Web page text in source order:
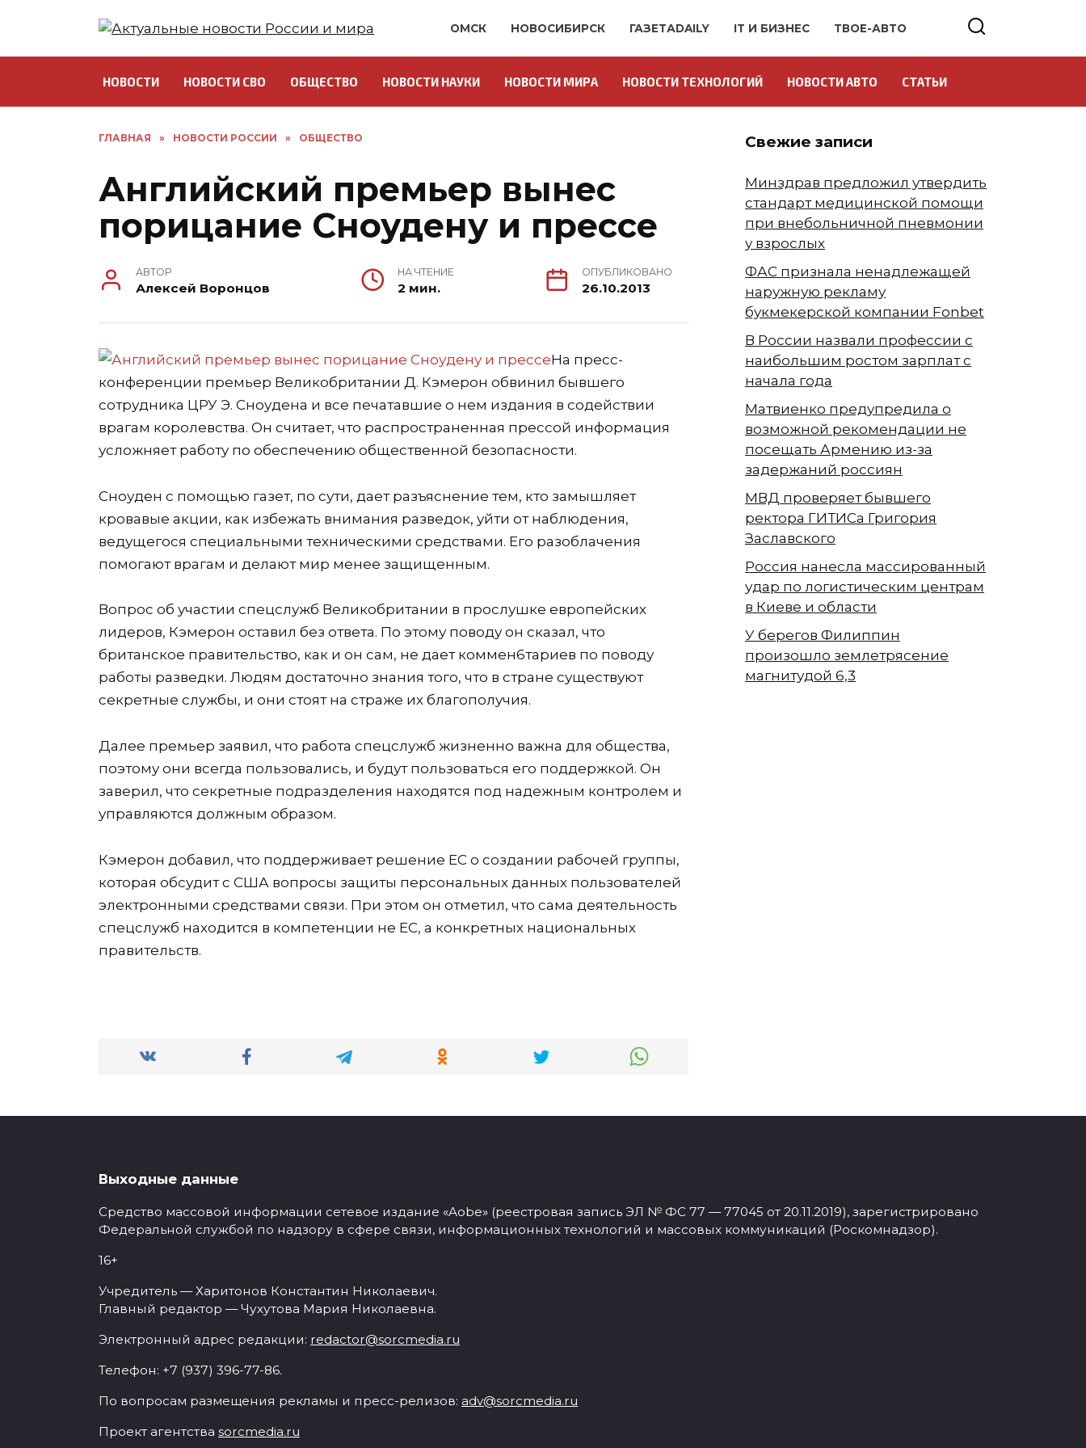
ОМСК НОВОСИБИРСК ГАЗЕТАDAILY IT И БИЗНЕС ТВОЕ-АВТО
НОВОСТИ НОВОСТИ СВО ОБЩЕСТВО НОВОСТИ НАУКИ НОВОСТИ МИРА НОВОСТИ ТЕХНОЛОГИЙ НОВОСТИ АВТО СТАТЬИ
ГЛАВНАЯ » НОВОСТИ РОССИИ » ОБЩЕСТВО
Английский премьер вынес
порицание Сноудену и прессе
АВТОР
Алексей Воронцов
НА ЧТЕНИЕ
2 мин.
ОПУБЛИКОВАНО
26.10.2013
На пресс-
конференции премьер Великобритании Д. Кэмерон обвинил бывшего
сотрудника ЦРУ Э. Сноудена и все печатавшие о нем издания в содействии
врагам королевства. Он считает, что распространенная прессой информация
усложняет работу по обеспечению общественной безопасности.
Сноуден с помощью газет, по сути, дает разъяснение тем, кто замышляет
кровавые акции, как избежать внимания разведок, уйти от наблюдения,
ведущегося специальными техническими средствами. Его разоблачения
помогают врагам и делают мир менее защищенным.
Вопрос об участии спецслужб Великобритании в прослушке европейских
лидеров, Кэмерон оставил без ответа. По этому поводу он сказал, что
британское правительство, как и он сам, не дает коммен6тариев по поводу
работы разведки. Людям достаточно знания того, что в стране существуют
секретные службы, и они стоят на страже их благополучия.
Далее премьер заявил, что работа спецслужб жизненно важна для общества,
поэтому они всегда пользовались, и будут пользоваться его поддержкой. Он
заверил, что секретные подразделения находятся под надежным контролем и
управляются должным образом.
Кэмерон добавил, что поддерживает решение ЕС о создании рабочей группы,
которая обсудит с США вопросы защиты персональных данных пользователей
электронными средствами связи. При этом он отметил, что сама деятельность
спецслужб находится в компетенции не ЕС, а конкретных национальных
правительств.
Свежие записи
Минздрав предложил утвердить
стандарт медицинской помощи
при внебольничной пневмонии
у взрослых
ФАС признала ненадлежащей
наружную рекламу
букмекерской компании Fonbet
В России назвали профессии с
наибольшим ростом зарплат с
начала года
Матвиенко предупредила о
возможной рекомендации не
посещать Армению из-за
задержаний россиян
МВД проверяет бывшего
ректора ГИТИСа Григория
Заславского
Россия нанесла массированный
удар по логистическим центрам
в Киеве и области
У берегов Филиппин
произошло землетрясение
магнитудой 6,3
Выходные данные
Средство массовой информации сетевое издание «Aobe» (реестровая запись ЭЛ № ФС 77 — 77045 от 20.11.2019), зарегистрировано
Федеральной службой по надзору в сфере связи, информационных технологий и массовых коммуникаций (Роскомнадзор).
16+
Учредитель — Харитонов Константин Николаевич.
Главный редактор — Чухутова Мария Николаевна.
Электронный адрес редакции: redactor@sorcmedia.ru
Телефон: +7 (937) 396-77-86.
По вопросам размещения рекламы и пресс-релизов: adv@sorcmedia.ru
Проект агентства sorcmedia.ru